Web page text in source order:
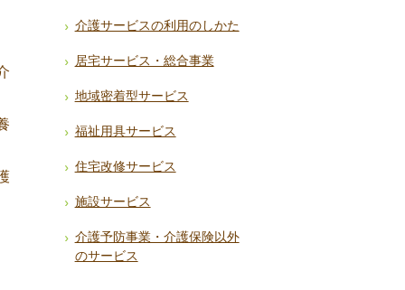
介護サービスの利用のしかた
居宅サービス・総合事業
地域密着型サービス
福祉用具サービス
住宅改修サービス
施設サービス
介護予防事業・介護保険以外
のサービス